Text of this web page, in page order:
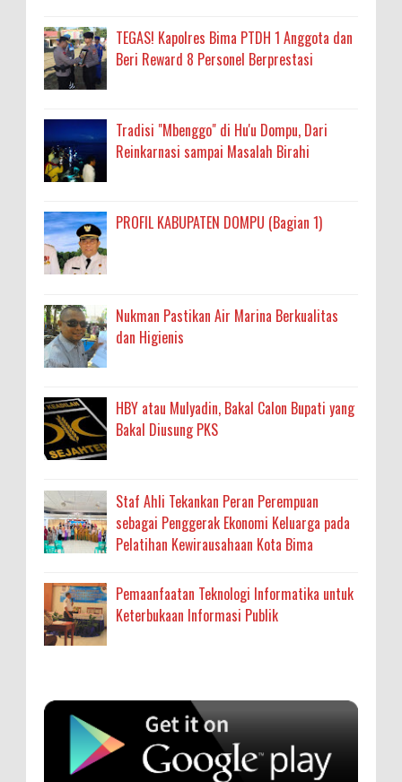
TEGAS! Kapolres Bima PTDH 1 Anggota dan
Beri Reward 8 Personel Berprestasi
Tradisi "Mbenggo" di Hu'u Dompu, Dari
Reinkarnasi sampai Masalah Birahi
PROFIL KABUPATEN DOMPU (Bagian 1)
Nukman Pastikan Air Marina Berkualitas
dan Higienis
HBY atau Mulyadin, Bakal Calon Bupati yang
Bakal Diusung PKS
Staf Ahli Tekankan Peran Perempuan
sebagai Penggerak Ekonomi Keluarga pada
Pelatihan Kewirausahaan Kota Bima
Pemaanfaatan Teknologi Informatika untuk
Keterbukaan Informasi Publik
Anonymous
sumbu pdk nh org
SIGAPUAN dan Ikhtiar Kota Bima Menjemput
Korban Kekerasan
Oleh: MardiaturrahmahAdministrasi Kesehatan
Ahli Madya, Dinas Kesehatan... read more